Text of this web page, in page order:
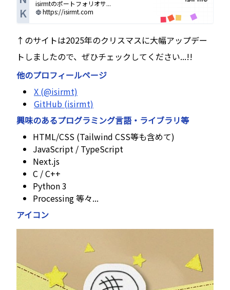
K
isirmtのポートフォリオサ...
https://isirmt.com
↑のサイトは2025年のクリスマスに大幅アップデー
トしましたので、ぜひチェックしてください...!!
他のプロフィールページ
X (@isirmt)
GitHub (isirmt)
興味のあるプログラミング言語・ライブラリ等
HTML/CSS (Tailwind CSS等も含めて)
JavaScript / TypeScript
Next.js
C / C++
Python 3
Processing 等々...
アイコン